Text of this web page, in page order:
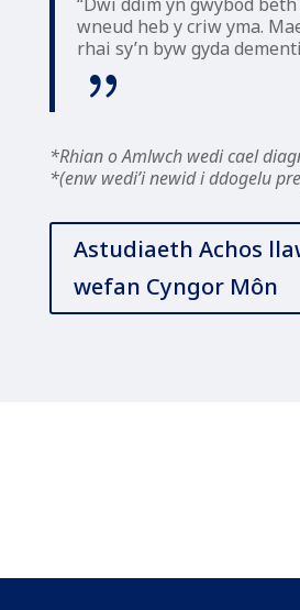
wneud heb y criw yma.
rhai sy’n byw gyda
*Rhian o Amlwch wedi cael
*(enw wedi’i newid i ddogelu
Astudiaeth Achos
wefan Cyngor Môn